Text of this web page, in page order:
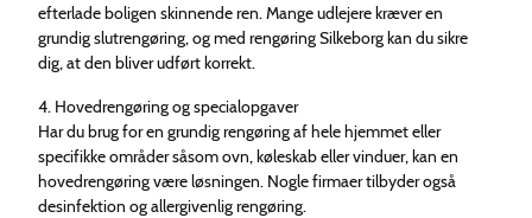
efterlade boligen skinnende ren. Mange udlejere kræver en
grundig slutrengøring, og med rengøring Silkeborg kan du sikre
dig, at den bliver udført korrekt.
4. Hovedrengøring og specialopgaver
Har du brug for en grundig rengøring af hele hjemmet eller
specifikke områder såsom ovn, køleskab eller vinduer, kan en
hovedrengøring være løsningen. Nogle firmaer tilbyder også
desinfektion og allergivenlig rengøring.